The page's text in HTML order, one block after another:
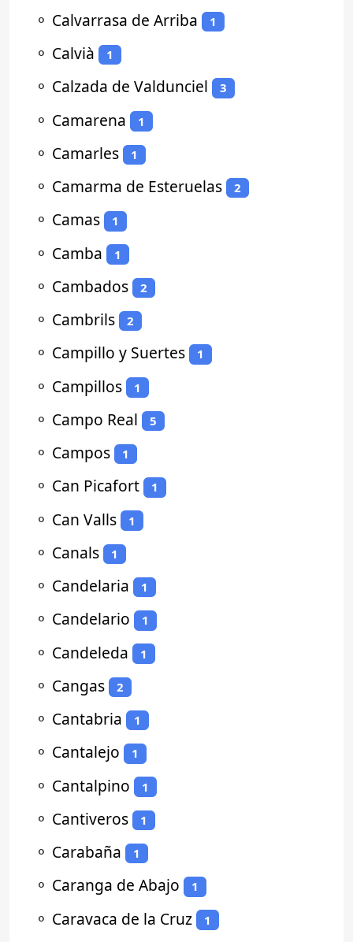
⚬ Calvarrasa de Arriba 1
⚬ Calvià 1
⚬ Calzada de Valdunciel 3
⚬ Camarena 1
⚬ Camarles 1
⚬ Camarma de Esteruelas 2
⚬ Camas 1
⚬ Camba 1
⚬ Cambados 2
⚬ Cambrils 2
⚬ Campillo y Suertes 1
⚬ Campillos 1
⚬ Campo Real 5
⚬ Campos 1
⚬ Can Picafort 1
⚬ Can Valls 1
⚬ Canals 1
⚬ Candelaria 1
⚬ Candelario 1
⚬ Candeleda 1
⚬ Cangas 2
⚬ Cantabria 1
⚬ Cantalejo 1
⚬ Cantalpino 1
⚬ Cantiveros 1
⚬ Carabaña 1
⚬ Caranga de Abajo 1
⚬ Caravaca de la Cruz 1